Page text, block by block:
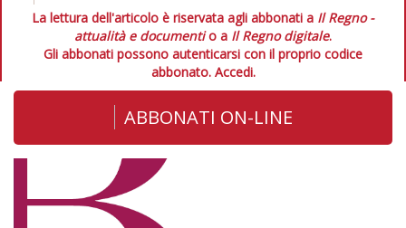
La lettura dell'articolo è riservata agli abbonati a Il Regno -
attualità e documentio a Il Regno digitale.
Gli abbonati possono autenticarsi con il proprio codice
abbonato. Accedi.
ABBONATI ON-LINE